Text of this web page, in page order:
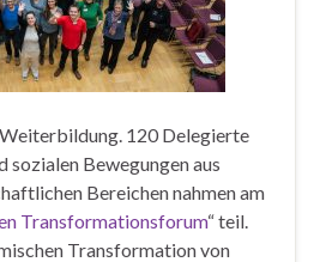
120 Delegierte
sozialen Bewegungen aus
Bereichen nahmen am
Transformations­forum“ teil.
Transformation von